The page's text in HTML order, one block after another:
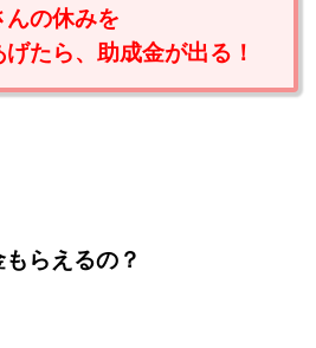
の休みを
たら、助成金が出る！
らえるの？